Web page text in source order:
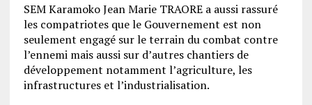
SEM Karamoko Jean Marie TRAORE a aussi rassuré
les compatriotes que le Gouvernement est non
seulement engagé sur le terrain du combat contre
l’ennemi mais aussi sur d’autres chantiers de
développement notamment l’agriculture, les
infrastructures et l’industrialisation.